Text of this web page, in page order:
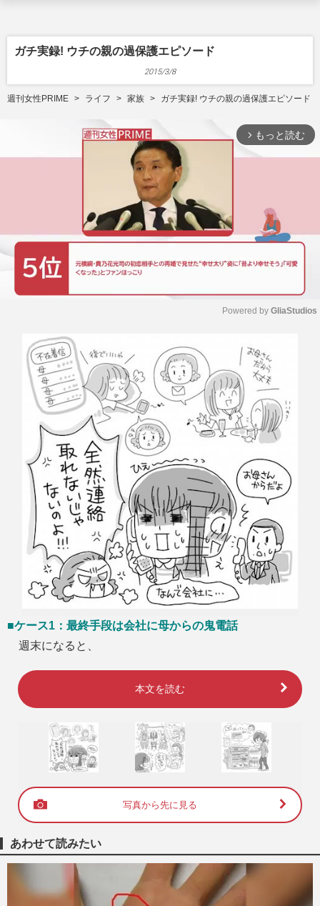
ガチ実録! ウチの親の過保護エピソード
2015/3/8
週刊女性PRIME ライフ 家族 ガチ実録! ウチの親の過保護エピソード
arrow_forward_ios もっと読む
u
t
e
Powered by GliaStudios
■ケース1：最終手段は会社に母からの鬼電話
週末になると、
本文を読む
写真から先に見る
あわせて読みたい